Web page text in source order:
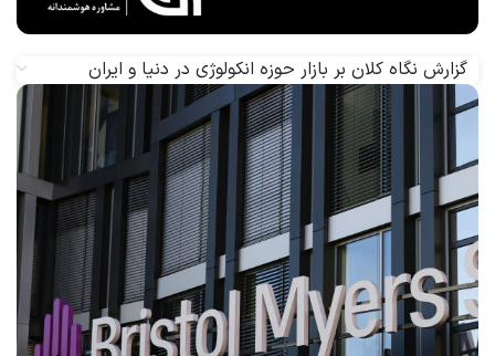
گزارش نگاه کلان بر بازار حوزه انکولوژی در دنیا و ایران